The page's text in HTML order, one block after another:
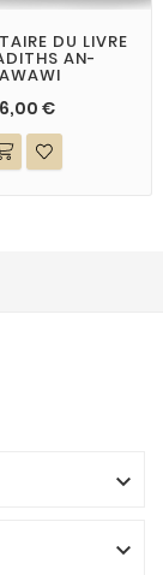
DU LIVRE
AN-
€

